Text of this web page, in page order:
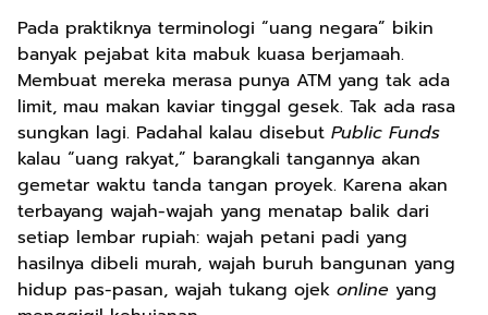
Pada praktiknya terminologi “uang negara” bikin
banyak pejabat kita mabuk kuasa berjamaah.
Membuat mereka merasa punya ATM yang tak ada
limit, mau makan kaviar tinggal gesek. Tak ada rasa
sungkan lagi. Padahal kalau disebut Public Funds
kalau “uang rakyat,” barangkali tangannya akan
gemetar waktu tanda tangan proyek. Karena akan
terbayang wajah-wajah yang menatap balik dari
setiap lembar rupiah: wajah petani padi yang
hasilnya dibeli murah, wajah buruh bangunan yang
hidup pas-pasan, wajah tukang ojek online yang